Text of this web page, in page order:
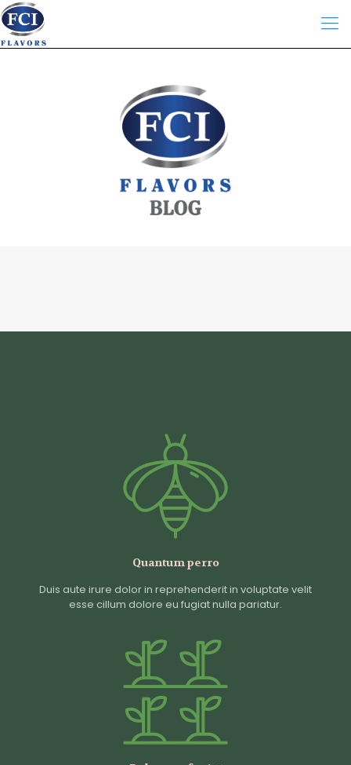
Quantum perro
Duis aute irure dolor in reprehenderit in voluptate velit
esse cillum dolore eu fugiat nulla pariatur.